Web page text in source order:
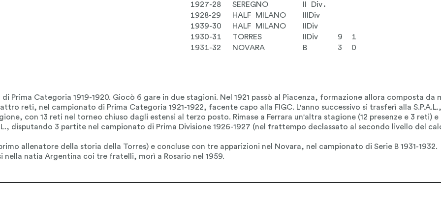
1927-28
SEREGNO
II Div.
1928-29
HALF MILANO
IIIDiv
1939-30
HALF MILANO
IIDiv
1930-31
TORRES IIDiv 9
1
1931-32
NOVARA B 3 0